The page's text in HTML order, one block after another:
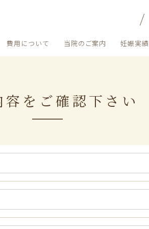
費用について 当院のご案内 妊娠実績
容をご確認下さい